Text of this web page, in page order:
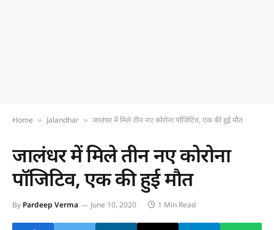
Home » Jalandhar » जालंधर में मिले तीन नए कोरोना पॉजिटिव, एक की हुई मौत
जालंधर में मिले तीन नए कोरोना
पॉजिटिव, एक की हुई मौत
By Pardeep Verma June 10, 2020 1 Min Read